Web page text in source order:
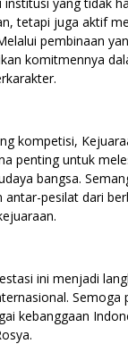
tetapi juga aktif
pembinaan
komitmennya
kompetisi,
penting untuk
bangsa.
antar-pesilat dari
ini menjadi
Semoga
kebanggaan